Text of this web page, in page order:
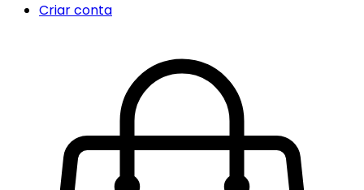
Criar conta